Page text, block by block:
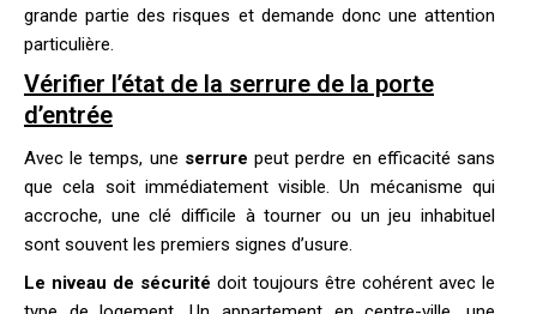
grande partie des risques et demande donc une attention
particulière.
Vérifier l’état de la serrure de la porte
d’entrée
Avec le temps, une serrurepeut perdre en efficacité sans
que cela soit immédiatement visible. Un mécanisme qui
accroche, une clé difficile à tourner ou un jeu inhabituel
sont souvent les premiers signes d’usure.
Le niveau de sécurité doit toujours être cohérent avec le